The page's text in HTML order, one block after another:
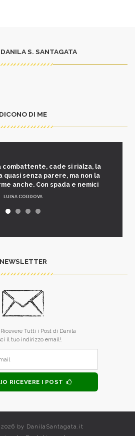
S. SANTAGATA
DICONO DI ME
combattente, cade si rialza, la
quasi senza parere, ma non la
anche. Con spada e nemici
LUISA CORDOVA
NEWSLETTER
Tutti i Post di Danila
il tuo indirizzo email!.
RICEVERE I POST
by DanilaSantagata.it